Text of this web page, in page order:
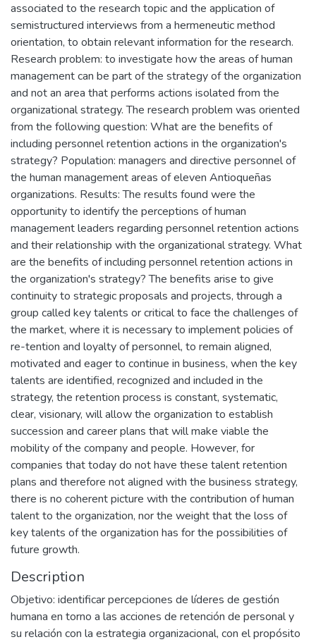
associated to the research topic and the application of
semistructured interviews from a hermeneutic method
orientation, to obtain relevant information for the research.
Research problem: to investigate how the areas of human
management can be part of the strategy of the organization
and not an area that performs actions isolated from the
organizational strategy. The research problem was oriented
from the following question: What are the benefits of
including personnel retention actions in the organization's
strategy? Population: managers and directive personnel of
the human management areas of eleven Antioqueñas
organizations. Results: The results found were the
opportunity to identify the perceptions of human
management leaders regarding personnel retention actions
and their relationship with the organizational strategy. What
are the benefits of including personnel retention actions in
the organization's strategy? The benefits arise to give
continuity to strategic proposals and projects, through a
group called key talents or critical to face the challenges of
the market, where it is necessary to implement policies of
re-tention and loyalty of personnel, to remain aligned,
motivated and eager to continue in business, when the key
talents are identified, recognized and included in the
strategy, the retention process is constant, systematic,
clear, visionary, will allow the organization to establish
succession and career plans that will make viable the
mobility of the company and people. However, for
companies that today do not have these talent retention
plans and therefore not aligned with the business strategy,
there is no coherent picture with the contribution of human
talent to the organization, nor the weight that the loss of
key talents of the organization has for the possibilities of
future growth.
Description
Objetivo: identificar percepciones de líderes de gestión
humana en torno a las acciones de retención de personal y
su relación con la estrategia organizacional, con el propósito